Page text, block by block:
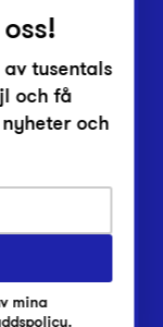
tusentals
och få
och
mina
.